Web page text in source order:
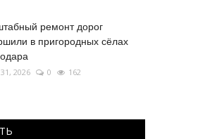
ремонт дорог
в пригородных сёлах
2026 0 162